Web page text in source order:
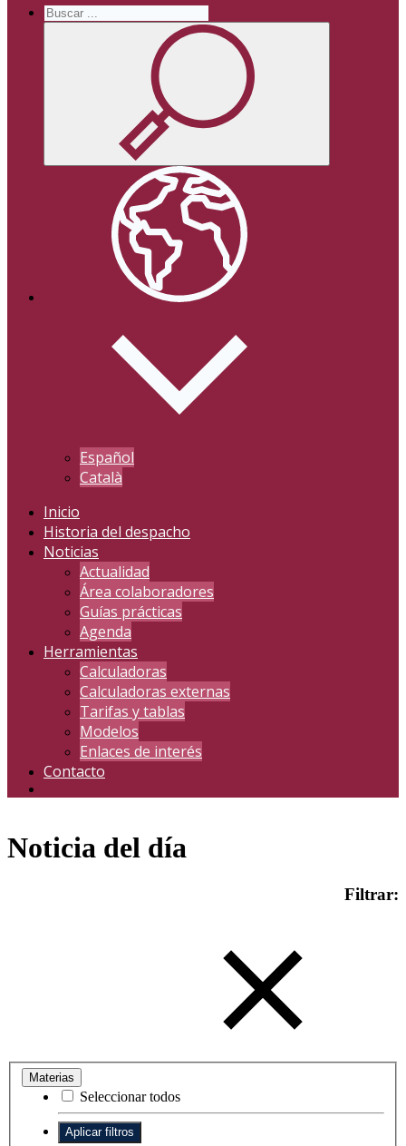
Español
Català
Inicio
Historia del despacho
Noticias
Actualidad
Área colaboradores
Guías prácticas
Agenda
Herramientas
Calculadoras
Calculadoras externas
Tarifas y tablas
Modelos
Enlaces de interés
Contacto
Noticia del día
Filtrar:
Materias
Seleccionar todos